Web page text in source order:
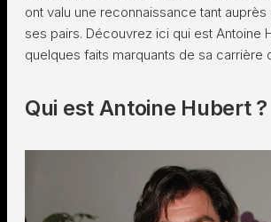
ont valu une reconnaissance tant
ses pairs. Découvrez ici qui est Antoine
quelques faits marquants de sa carrière
Qui est Antoine Hubert ?